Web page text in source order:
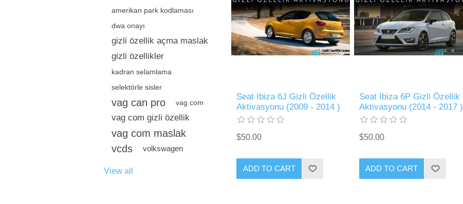
amerikan park kodlaması
dwa onayı
gizli özellik açma maslak
gizli özellikler
kadran selamlama
selektörle sisler
vag can pro vag com
vag com gizli özellik
vag com maslak
vcds
volkswagen
View all
Seat Ibiza 6J Gizli Özellik
Aktivasyonu (2009 - 2014 )
$50.00
ADD TO CART
Seat Ibiza 6P Gizli Özellik
Aktivasyonu (2014 - 2017 )
$50.00
ADD TO CART